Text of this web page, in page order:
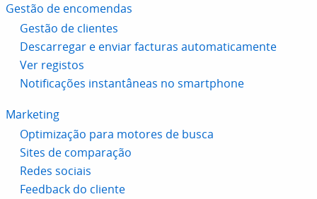
Gestão de encomendas
Gestão de clientes
Descarregar e enviar facturas automaticamente
Ver registos
Notificações instantâneas no smartphone
Marketing
Optimização para motores de busca
Sites de comparação
Redes sociais
Feedback do cliente